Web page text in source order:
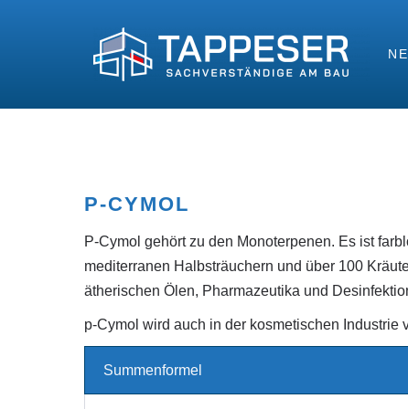
P-CYMOL
P-Cymol gehört zu den Monoterpenen. Es ist
mediterranen Halbsträuchern und über 100
ätherischen Ölen, Pharmazeutika und
p-Cymol wird auch in der kosmetischen Industrie
Summenformel